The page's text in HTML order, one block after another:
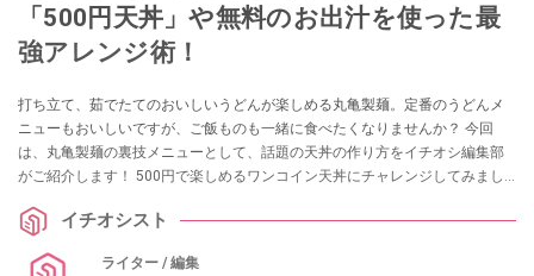
「500円天丼」や無料のお出汁を使った最
強アレンジ術！
打ち立て、茹でたてのおいしいうどんが楽しめる丸亀製麺。定番のうどんメ
ニューもおいしいですが、ご飯ものも一緒に食べたくなりませんか？ 今回
は、丸亀製麺の裏技メニューとして、話題の天丼の作り方をイチオシ編集部
がご紹介します！ 500円で楽しめるワンコイン天丼にチャレンジしてみまし
でのお食事の際はぜひ参考にしてみてください。
イチオシスト
ライター / 編集